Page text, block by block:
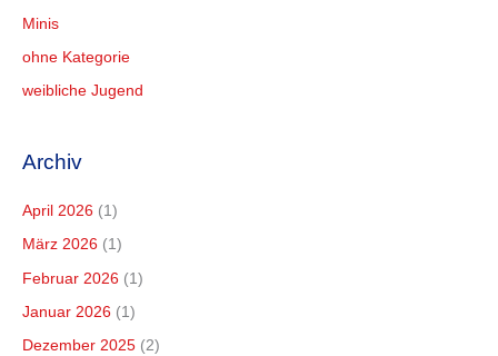
Minis
ohne Kategorie
weibliche Jugend
Archiv
April 2026 (1)
März 2026 (1)
Februar 2026 (1)
Januar 2026 (1)
Dezember 2025 (2)